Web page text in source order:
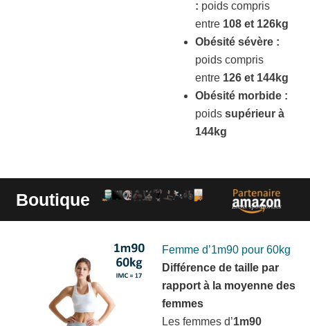
: poids compris
entre 108 et 126kg
Obésité sévère :
poids compris
entre 126 et 144kg
Obésité morbide :
poids supérieur à
144kg
Boutique Liens sponsorisés
Femme d’1m90 pour 60kg
Différence de taille par
rapport à la moyenne des
femmes
Les femmes d’1m90